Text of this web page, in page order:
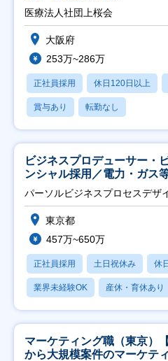
医療法人社団上桜会
大阪府
253万~286万
正社員採用 休日120日以上
賞与あり 転勤なし
ビジネスプロデューサー・
ンシャル採用／電力・ガス
ト推進】
パーソルビジネスプロセスデザ
東京都
457万~650万
正社員採用 土日祝休み 休
業界未経験OK 産休・育休あり
マーケティング職（東京）
から大規模案件のマーケテ